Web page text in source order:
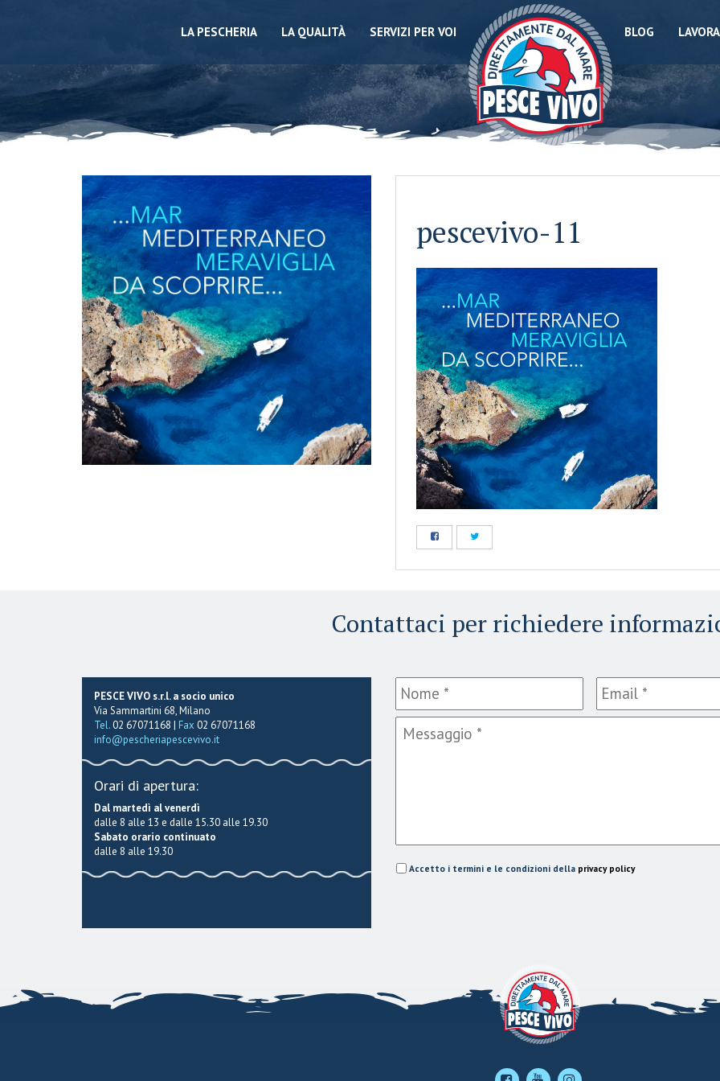
LA PESCHERIA LA QUALITÀ SERVIZI PER VOI BLOG
pescevivo-11
Contattaci per richiedere
PESCE VIVO s.r.l. a socio unico
Via Sammartini 68, Milano
Tel.02 67071168 | Fax 02 67071168
info@pescheriapescevivo.it
Orari di apertura:
Dal martedì al venerdì
dalle 8 alle 13 e dalle 15.30 alle 19.30
Sabato orario continuato
dalle 8 alle 19.30
Accetto i termini e le condizioni della privacy policy